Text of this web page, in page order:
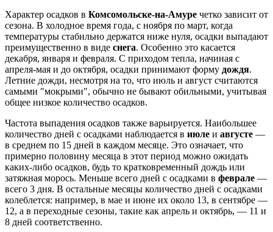
Характер осадков в Комсомольске-на-Амуре четко зависит от
сезона. В холодное время года, с ноября по март, когда
температуры стабильно держатся ниже нуля, осадки выпадают
преимущественно в виде снега. Особенно это касается
декабря, января и февраля. С приходом тепла, начиная с
апреля-мая и до октября, осадки принимают форму дождя.
Летние дожди, несмотря на то, что июль и август считаются
самыми "мокрыми", обычно не бывают обильными, учитывая
общее низкое количество осадков.
Частота выпадения осадков также варьируется. Наибольшее
количество дней с осадками наблюдается в июле и августе —
в среднем по 15 дней в каждом месяце. Это означает, что
примерно половину месяца в этот период можно ожидать
каких-либо осадков, будь то кратковременный дождь или
затяжная морось. Меньше всего дней с осадками в феврале —
всего 3 дня. В остальные месяцы количество дней с осадками
колеблется: например, в мае и июне их около 13, в сентябре —
12, а в переходные сезоны, такие как апрель и октябрь, — 11 и
8 дней соответственно.